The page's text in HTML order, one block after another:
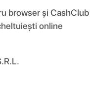
browser și CashClub
online